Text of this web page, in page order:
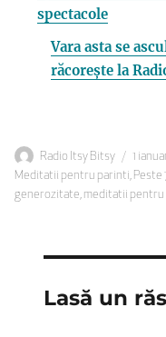
spectacole
Vara asta se
răcorește la
Autor
Radio Itsy Bitsy
pe
1
Meditatii pentru parinti, Peste
generozitate, meditatii pentru
Lasă un